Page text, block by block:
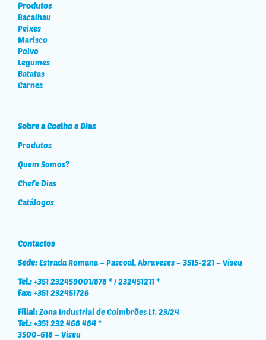
Produtos
Bacalhau
Peixes
Marisco
Polvo
Legumes
Batatas
Carnes
Sobre a Coelho e Dias
Produtos
Quem Somos?
Chefe Dias
Catálogos
Contactos
Sede:Estrada Romana – Pascoal, Abraveses – 3515-221 – Viseu
Tel.:+351 232459001/878 * / 232451211 *
Fax:+351 232451726
Filial:Zona Industrial de Coimbrões Lt. 23/24
Tel.:+351 232 468 484 *
3500-618 – Viseu